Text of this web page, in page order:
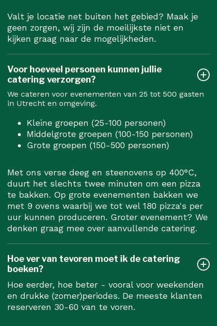
Valt je locatie net buiten het gebied? Maak je
geen zorgen, wij zijn de moeilijkste niet en
kijken graag naar de mogelijkheden.
Voor hoeveel personen kunnen jullie
catering verzorgen?
We cateren voor evenementen van 25 tot 500 gasten
in Utrecht en omgeving.
Kleine groepen (25-100 personen)
Middelgrote groepen (100-150 personen)
Grote groepen (150-500 personen)
Met ons verse deeg en steenovens op 400°C,
duurt het slechts twee minuten om een pizza
te bakken. Op grote evenementen bakken we
met 9 ovens waarbij we tot wel 180 pizza's per
uur kunnen produceren. Groter evenement? We
denken graag mee over aanvullende catering.
Hoe ver van tevoren moet ik de catering
boeken?
Hoe eerder, hoe beter - vooral voor weekenden
en drukke (zomer)periodes. De meeste klanten
reserveren 30-60 van te voren.